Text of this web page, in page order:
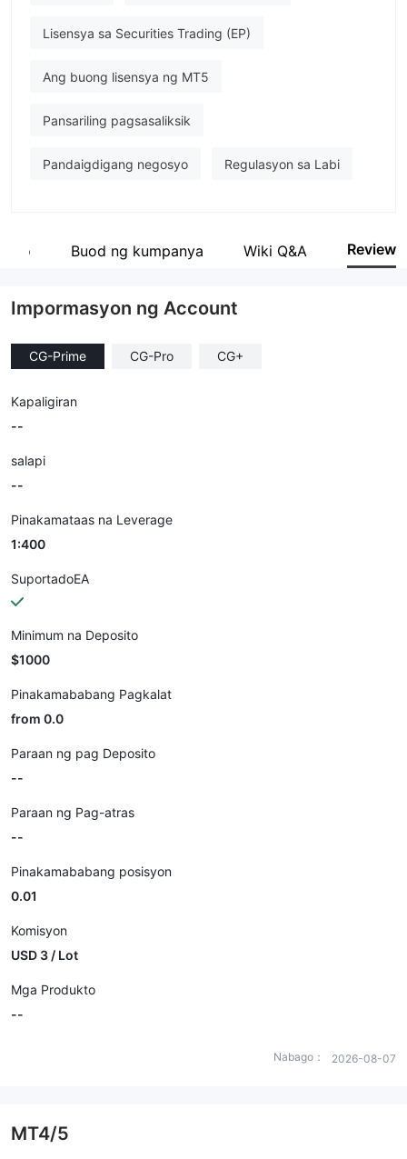
Lisensya sa Securities Trading (EP)
Ang buong lisensya ng MT5
Pansariling pagsasaliksik
Pandaigdigang negosyo Regulasyon sa Labi
Buod ng kumpanya Wiki Q&A Review
Impormasyon ng Account
CG-Prime CG-Pro CG+
Kapaligiran
--
salapi
--
Pinakamataas na Leverage
1:400
SuportadoEA
Minimum na Deposito
$1000
Pinakamababang Pagkalat
from 0.0
Paraan ng pag Deposito
--
Paraan ng Pag-atras
--
Pinakamababang posisyon
0.01
Komisyon
USD 3 / Lot
Mga Produkto
--
Nabago： 2026-08-07
MT4/5